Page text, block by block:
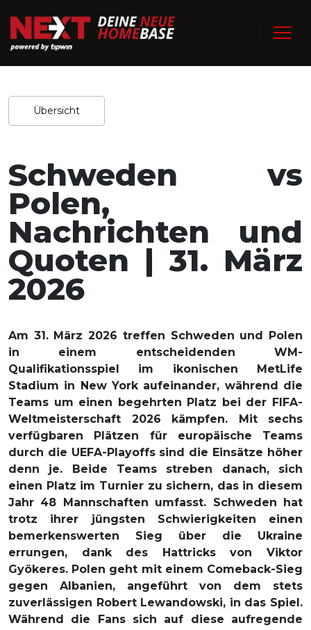
Home/Experten-Tipps
Redaktion / 27.03.2026
Teilen
Übersicht
Schweden vs
Polen,
Nachrichten und
Quoten | 31. März
2026
Am 31. März 2026 treffen Schweden und Polen
in einem entscheidenden WM-
Qualifikationsspiel im ikonischen MetLife
Stadium in New York aufeinander, während die
Teams um einen begehrten Platz bei der FIFA-
Weltmeisterschaft 2026 kämpfen. Mit sechs
verfügbaren Plätzen für europäische Teams
durch die UEFA-Playoffs sind die Einsätze höher
denn je. Beide Teams streben danach, sich
einen Platz im Turnier zu sichern, das in diesem
Jahr 48 Mannschaften umfasst. Schweden hat
trotz ihrer jüngsten Schwierigkeiten einen
bemerkenswerten Sieg über die Ukraine
errungen, dank des Hattricks von Viktor
Gyökeres. Polen geht mit einem Comeback-Sieg
gegen Albanien, angeführt von dem stets
zuverlässigen Robert Lewandowski, in das Spiel.
Während die Fans sich auf diese aufregende